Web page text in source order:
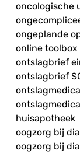
oncologische
ongeplande
online
ontslagbrief
ontslagbrief
huisapotheek
oogzorg bij
oogzorg bij